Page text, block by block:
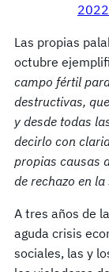
2022
Las propias
octubre
campo fértil
destructivas,
y desde todas
decirlo con
propias causas
de rechazo en
A tres años de
aguda crisis
sociales, las y